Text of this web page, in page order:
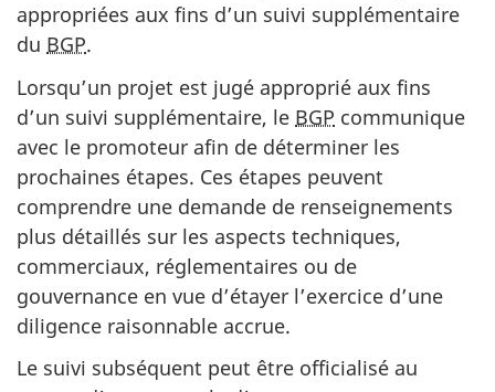
appropriées aux fins d’un suivi supplémentaire
du BGP.
Lorsqu’un projet est jugé approprié aux fins
d’un suivi supplémentaire, le BGP communique
avec le promoteur afin de déterminer les
prochaines étapes. Ces étapes peuvent
comprendre une demande de renseignements
plus détaillés sur les aspects techniques,
commerciaux, réglementaires ou de
gouvernance en vue d’étayer l’exercice d’une
diligence raisonnable accrue.
Le suivi subséquent peut être officialisé au